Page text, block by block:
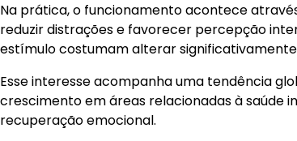
Na prática, o funcionamento acontece
reduzir distrações e favorecer percepção
estímulo costumam alterar
Esse interesse acompanha uma tendência
crescimento em áreas relacionadas à saúde
recuperação emocional.